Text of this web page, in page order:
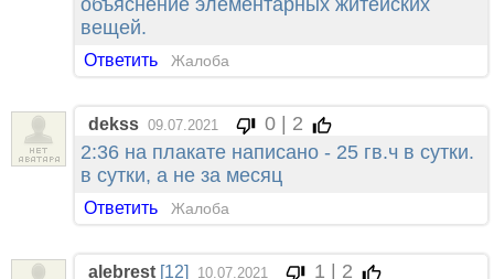
объяснение элементарных житейских
вещей.
Ответить Жалоба
dekss 09.07.2021
0 | 2
2:36 на плакате написано - 25 гв.ч в сутки.
в сутки, а не за месяц
Ответить Жалоба
alebrest [12] 10.07.2021
1 | 2